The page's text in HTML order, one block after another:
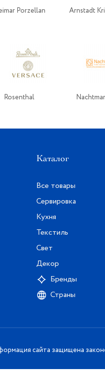
Porzellan Arnstadt
Rosenthal
Каталог
Все товары
Сервировка
Кухня
Текстиль
Свет
Декор
Бренды
Страны
сайта защищена